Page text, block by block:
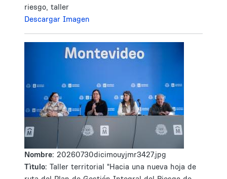
riesgo, taller
Descargar Imagen
Nombre: 20260730dicimouyjmr3427.jpg
Tìtulo: Taller territorial "Hacia una nueva hoja de